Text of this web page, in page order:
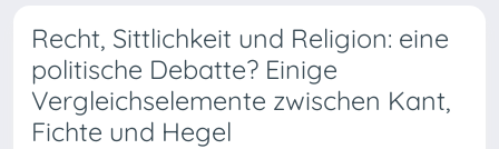
Recht, Sittlichkeit und Religion: eine
politische Debatte? Einige
Vergleichselemente zwischen Kant,
Fichte und Hegel